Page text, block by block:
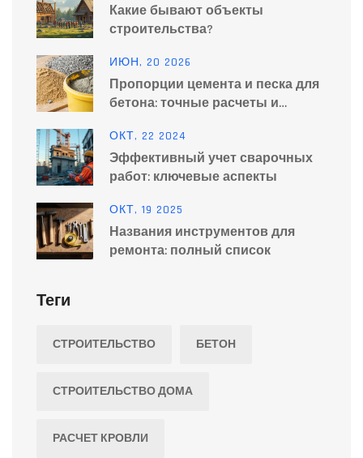
Какие бывают объекты
строительства?
ИЮН, 20 2026
Пропорции цемента и песка для
бетона: точные расчеты и
ОКТ, 22 2024
Эффективный учет сварочных
работ: ключевые аспекты
ОКТ, 19 2025
Названия инструментов для
ремонта: полный список
Теги
СТРОИТЕЛЬСТВО БЕТОН
СТРОИТЕЛЬСТВО ДОМА
РАСЧЕТ КРОВЛИ